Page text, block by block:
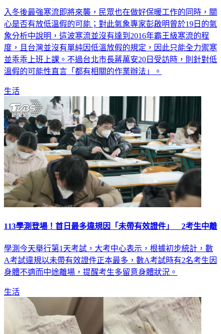
入冬後最強寒流即將來襲，民眾也在做好保暖工作的同時，關
心是否有放低溫假的可能；對此氣象專家彭啟明曾於19日的氣
象分析中說明，這波寒流並沒有達到2016年霸王級寒流的程
度，且台灣並沒有單純因低溫放假的規定，因此只能全力禦寒
並乖乖上班上課。不過台北市長蔣萬安20日受訪時，則針對低
溫假的可能性直言「都有相關的作業辦法」。
生活
113學測登場！首日最多違規因「未帶有效證件」 2考生中離
學測今天舉行第1天考試，大考中心表示，根據初步統計，數
A考試違規以未帶有效證件正本最多，數A考試時有2名考生因
身體不適而中途離場，提醒考生多留意身體狀況。
生活